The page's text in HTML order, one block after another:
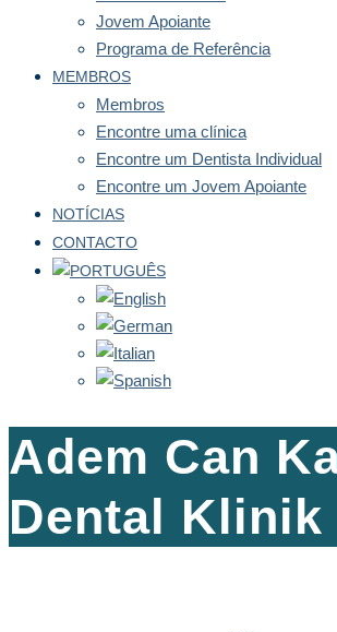
Jovem Apoiante
Programa de Referência
MEMBROS
Membros
Encontre uma clínica
Encontre um Dentista Individual
Encontre um Jovem Apoiante
NOTÍCIAS
CONTACTO
Adem Can
Dental Klinik